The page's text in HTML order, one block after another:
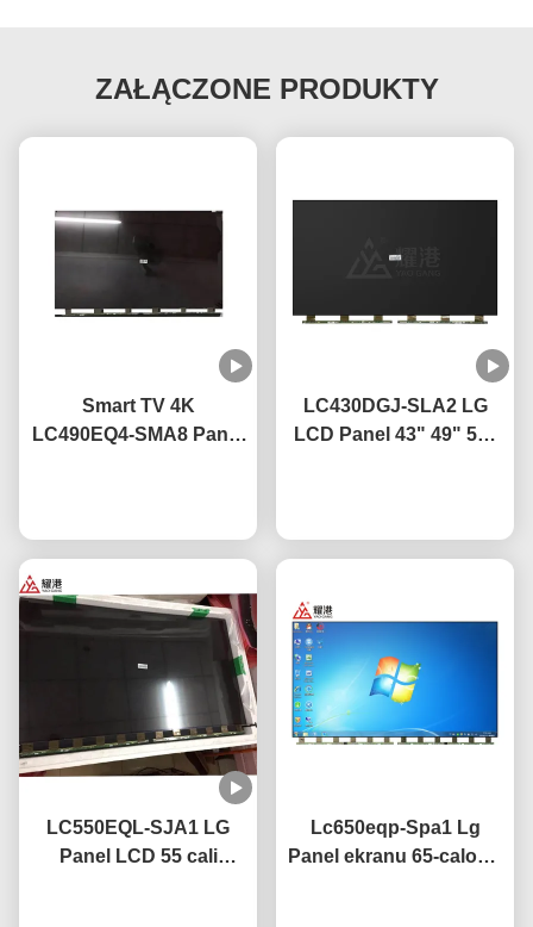
ZAŁĄCZONE PRODUKTY
Smart TV 4K
LC490EQ4-SMA8 Panel
LC430DGJ-SLA2 LG
LCD Panel 43" 49" 55"
LC550EQL-SJA1 LG
Panel LCD 55 cali
Lc650eqp-Spa1 Lg
Panel ekranu 65-calowy